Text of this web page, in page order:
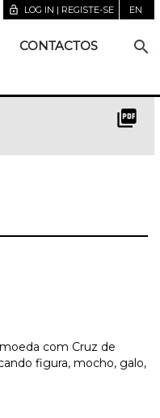
lock_open LOG IN | REGISTE-SE EN
CONTACTOS search
picture_as_pdf
com Cruz de
figura, mocho, galo,